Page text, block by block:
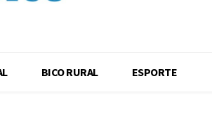
BICO RURAL ESPORTE